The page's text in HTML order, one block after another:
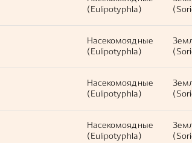
(Eulipotyphla)
Насекомоядные
(Eulipotyphla)
Насекомоядные
(Eulipotyphla)
Насекомоядные
(Eulipotyphla)